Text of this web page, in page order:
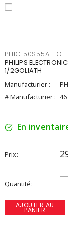
PHIC150S55ALTO
PHILIPS
1/2GOLIATH
Manufacturier :
# Manufacturier :
En
Prix
Quantité
AJOUTER AU
PANIER